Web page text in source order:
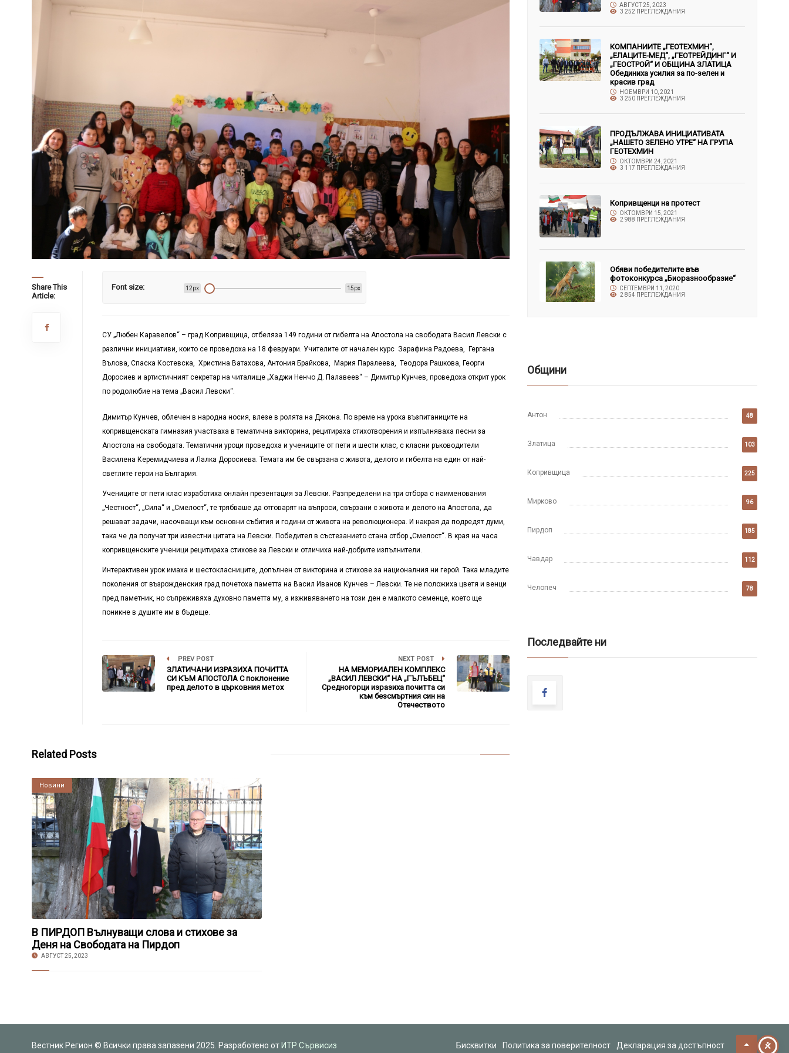
Share This
Article:
Font size: 12px 15px
СУ „Любен Каравелов“ – град Копривщица, отбеляза 149 години от гибелта на Апостола на свободата Васил Левски с
различни инициативи, които се проведоха на 18 февруари. Учителите от начален курс Зарафина Радоева, Гергана
Вълова, Спаска Костевска, Христина Ватахова, Антония Брайкова, Мария Паралеева, Теодора Рашкова, Георги
Доросиев и артистичният секретар на читалище „Хаджи Ненчо Д. Палавеев“ – Димитър Кунчев, проведоха открит урок
по родолюбие на тема „Васил Левски“.
Димитър Кунчев, облечен в народна носия, влезе в ролята на Дякона. По време на урока възпитаниците на
копривщенската гимназия участваха в тематична викторина, рецитираха стихотворения и изпълняваха песни за
Апостола на свободата. Тематични уроци проведоха и учениците от пети и шести клас, с класни ръководители
Василена Керемидчиева и Лалка Доросиева. Темата им бе свързана с живота, делото и гибелта на един от най-
светлите герои на България.
Учениците от пети клас изработиха онлайн презентация за Левски. Разпределени на три отбора с наименования
„Честност“, „Сила“ и „Смелост“, те трябваше да отговарят на въпроси, свързани с живота и делото на Апостола, да
решават задачи, насочващи към основни събития и години от живота на революционера. И накрая да подредят думи,
така че да получат три известни цитата на Левски. Победител в състезанието стана отбор „Смелост“. В края на часа
копривщенските ученици рецитираха стихове за Левски и отличиха най-добрите изпълнители.
Интерактивен урок имаха и шестокласниците, допълнен от викторина и стихове за националния ни герой. Така младите
поколения от възрожденския град почетоха паметта на Васил Иванов Кунчев – Левски. Те не положиха цветя и венци
пред паметник, но съпреживяха духовно паметта му, а изживяването на този ден е малкото семенце, което ще
поникне в душите им в бъдеще.
PREV POST
ЗЛАТИЧАНИ ИЗРАЗИХА ПОЧИТТА
СИ КЪМ АПОСТОЛА С поклонение
пред делото в църковния метох
NEXT POST
НА МЕМОРИАЛЕН КОМПЛЕКС
„ВАСИЛ ЛЕВСКИ“ НА „ГЪЛЪБЕЦ“
Средногорци изразиха почитта си
към безсмъртния син на
Отечеството
Related Posts
Култура
Новини
В ПИРДОП Вълнуващи слова и стихове за
Деня на Свободата на Пирдоп
АВГУСТ 25, 2023
АВГУСТ 25, 2023
3 252 ПРЕГЛЕЖДАНИЯ
КОМПАНИИТЕ „ГЕОТЕХМИН“,
„ЕЛАЦИТЕ-МЕД“, „ГЕОТРЕЙДИНГ“ И
„ГЕОСТРОЙ“ И ОБЩИНА ЗЛАТИЦА
Обединиха усилия за по-зелен и
красив град
НОЕМВРИ 10, 2021
3 250 ПРЕГЛЕЖДАНИЯ
ПРОДЪЛЖАВА ИНИЦИАТИВАТА
„НАШЕТО ЗЕЛЕНО УТРЕ“ НА ГРУПА
ГЕОТЕХМИН
ОКТОМВРИ 24, 2021
3 117 ПРЕГЛЕЖДАНИЯ
Копривщенци на протест
ОКТОМВРИ 15, 2021
2 988 ПРЕГЛЕЖДАНИЯ
Обяви победителите във
фотоконкурса „Биоразнообразие“
СЕПТЕМВРИ 11, 2020
2 854 ПРЕГЛЕЖДАНИЯ
Общини
Антон 48
Златица 103
Копривщица 225
Мирково 96
Пирдоп 185
Чавдар 112
Челопеч 78
Последвайте ни
Вестник Регион © Всички права запазени 2025. Разработено от ИТР Сървисиз Бисквитки Политика за поверителност Декларация за достъпност